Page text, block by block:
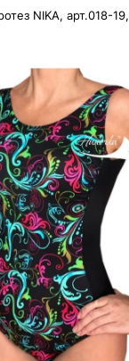
NIKA, арт.018-